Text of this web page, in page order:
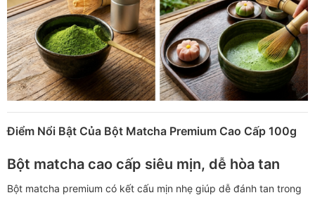
Điểm Nổi Bật Của Bột Matcha Premium Cao Cấp 100g
Bột matcha cao cấp siêu mịn, dễ hòa tan
Bột matcha premium có kết cấu mịn nhẹ giúp dễ đánh tan trong